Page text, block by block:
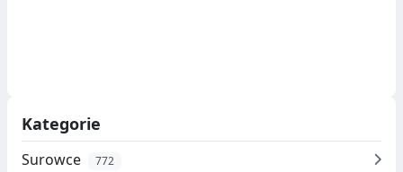
Kategorie
Surowce 772